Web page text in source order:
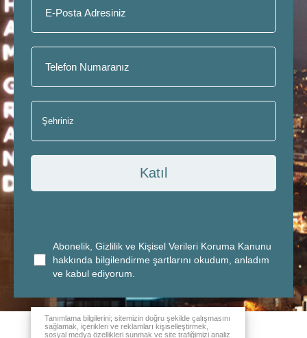
Katıl
Abonelik, Gizlilik ve Kişisel Verileri Koruma Kanunu
hakkında bilgilendirme şartlarını okudum, anladım
ve kabul ediyorum.
Tanımlama bilgilerini; sitemizin doğru şekilde çalışmasını
sağlamak, içerikleri ve reklamları kişiselleştirmek,
sosyal medya özellikleri sunmak ve site trafiğimizi analiz